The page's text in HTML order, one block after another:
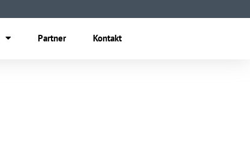
Partner Kontakt